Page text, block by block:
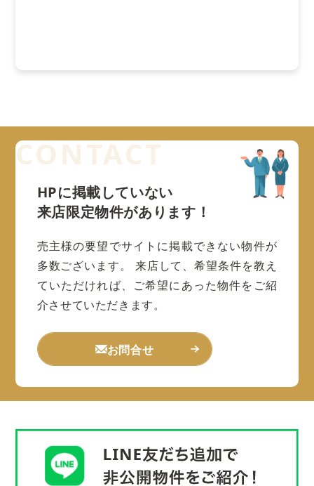
HPに掲載していない
来店限定物件があります！
売主様の要望でサイトに掲載できない物件が
多数ございます。
来店して、希望条件を教え
ていただければ、ご希望にあった物件をご紹
介させていただきます。
お問合せ